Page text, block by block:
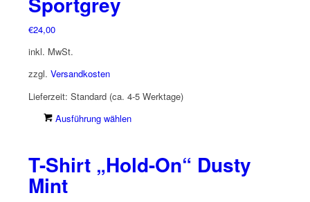
€24,00
inkl. MwSt.
zzgl. Versandkosten
Lieferzeit: Standard (ca. 4-5 Werktage)
Ausführung wählen
mehrere
Varianten
T-Shirt „Hold-On“ Dusty
Mint